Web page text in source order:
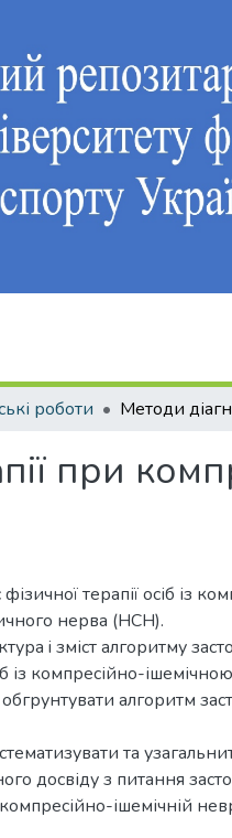
роботи
при
терапії осіб із
нерва (НСН).
i зміст алгоритму
із компресійно-
алгоритм
та
досвіду з питання
ішемічній